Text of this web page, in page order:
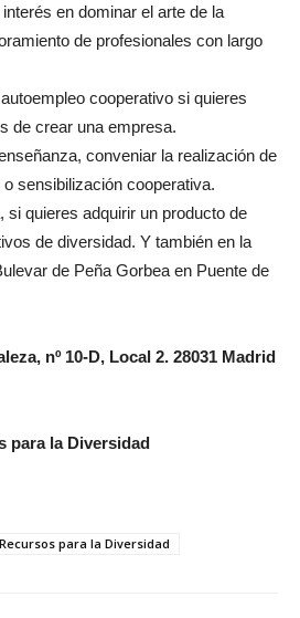
en dominar el arte de la
de profesionales con largo
cooperativo si quieres
de crear una empresa.
conveniar la realización de
sensibilización cooperativa.
quieres adquirir un producto de
de diversidad. Y también en la
de Peña Gorbea en Puente de
nº 10-D, Local 2. 28031 Madrid
para la Diversidad
Recursos para la Diversidad